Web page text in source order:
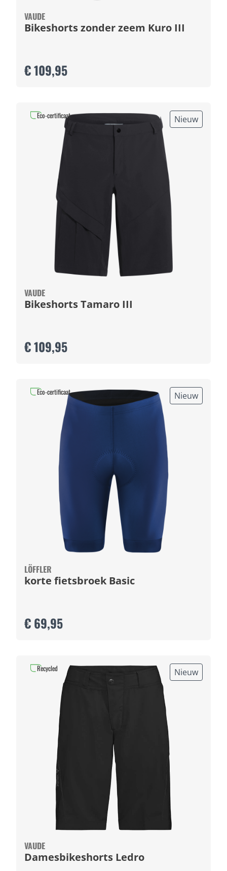
VAUDE
Bikeshorts zonder zeem Kuro III
€ 109,95
Nieuw
VAUDE
Bikeshorts Tamaro III
€ 109,95
Eco-certificaat
Nieuw
LÖFFLER
korte fietsbroek Basic
€ 69,95
Eco-certificaat
Nieuw
VAUDE
Damesbikeshorts Ledro
Recycled